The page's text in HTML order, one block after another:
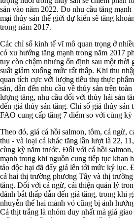
sản vào năm 2022. Do nhu cầu tăng
mại thủy sản thế giới dự kiến sẽ tăng
trong năm 2017.
Các chỉ số kinh tế vĩ mô quan trọng ở
có xu hướng tăng mạnh trong năm 2017
tuy còn chậm nhưng ổn định sau một thời
suất giảm xuống mức rất thấp. Khi thu
quan tích cực với lượng tiêu thụ thực
sản, dẫn đến nhu cầu về thủy sản trên
lượng tăng, nhu cầu đối với thủy hải sản
đến giá thủy sản tăng. Chỉ số giá thủy sản
FAO cung cấp tăng 7 điểm so với cùng kỳ
Theo đó, giá cá hồi salmon, tôm, cá ngừ,
thu - và loại cá khác tăng lần lượt là 22,
cùng kỳ năm trước. Đối với cá hồi salmon,
mạnh trong khi nguồn cung tiếp tục khan
tảo độc hại đã đẩy giá lên tới mức kỷ lục.
cả hai thị trường phương Tây và thị
tăng. Đối với cá ngừ, cải thiện quản lý
đánh bắt thấp dẫn đến giá tăng, trong khi
nhuyễn thể hai mảnh vỏ cũng bị ảnh
Cá thịt trắng là nhóm duy nhất mà giá